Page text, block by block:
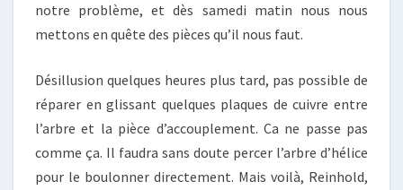
notre problème, et dès samedi matin nous nous
mettons en quête des pièces qu’il nous faut.
Désillusion quelques heures plus tard, pas possible de
réparer en glissant quelques plaques de cuivre entre
l’arbre et la pièce d’accouplement. Ca ne passe pas
comme ça. Il faudra sans doute percer l’arbre d’hélice
pour le boulonner directement. Mais voilà, Reinhold,